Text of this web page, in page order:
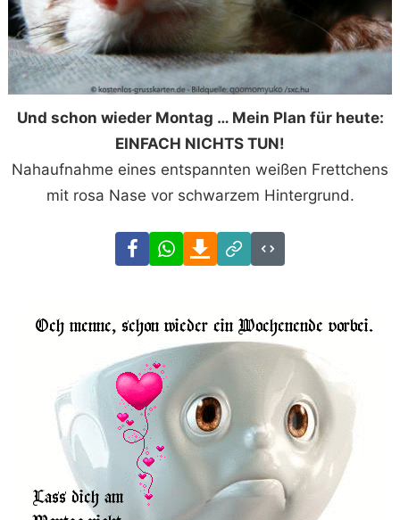
Und schon wieder Montag … Mein Plan für heute:
EINFACH NICHTS TUN!
Nahaufnahme eines entspannten weißen Frettchens
mit rosa Nase vor schwarzem Hintergrund.
FacebookWhatsAppDownload
Link
Code